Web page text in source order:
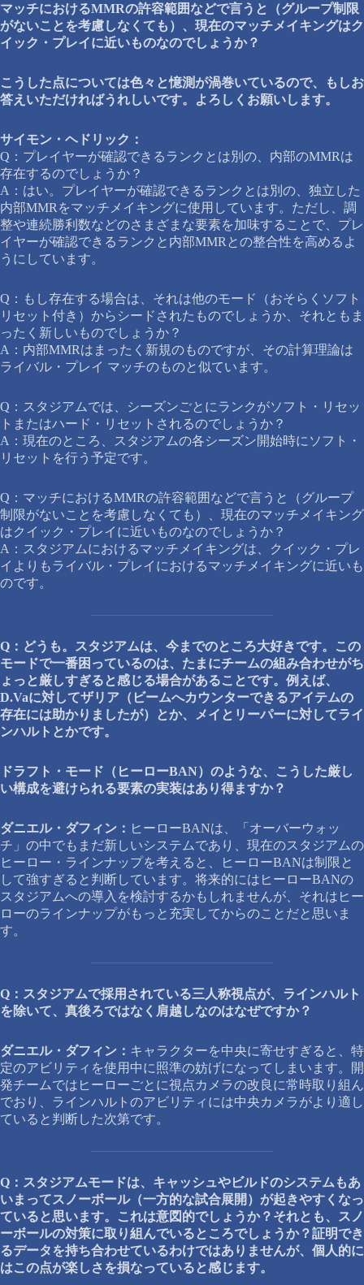
マッチにおけるMMRの許容範囲などで言うと（グループ制限
がないことを考慮しなくても）、現在のマッチメイキングはク
イック・プレイに近いものなのでしょうか？
こうした点については色々と憶測が渦巻いているので、もしお
答えいただければうれしいです。よろしくお願いします。
サイモン・ヘドリック：
Q：プレイヤーが確認できるランクとは別の、内部のMMRは
存在するのでしょうか？
A：はい。プレイヤーが確認できるランクとは別の、独立した
内部MMRをマッチメイキングに使用しています。ただし、調
整や連続勝利数などのさまざまな要素を加味することで、プレ
イヤーが確認できるランクと内部MMRとの整合性を高めるよ
うにしています。
Q：もし存在する場合は、それは他のモード（おそらくソフト
リセット付き）からシードされたものでしょうか、それともま
ったく新しいものでしょうか？
A：内部MMRはまったく新規のものですが、その計算理論は
ライバル・プレイ マッチのものと似ています。
Q：スタジアムでは、シーズンごとにランクがソフト・リセッ
トまたはハード・リセットされるのでしょうか？
A：現在のところ、スタジアムの各シーズン開始時にソフト・
リセットを行う予定です。
Q：マッチにおけるMMRの許容範囲などで言うと（グループ
制限がないことを考慮しなくても）、現在のマッチメイキング
はクイック・プレイに近いものなのでしょうか？
A：スタジアムにおけるマッチメイキングは、クイック・プレ
イよりもライバル・プレイにおけるマッチメイキングに近いも
のです。
Q：どうも。スタジアムは、今までのところ大好きです。この
モードで一番困っているのは、たまにチームの組み合わせがち
ょっと厳しすぎると感じる場合があることです。例えば、
D.Vaに対してザリア（ビームへカウンターできるアイテムの
存在には助かりましたが）とか、メイとリーパーに対してライ
ンハルトとかです。
ドラフト・モード（ヒーローBAN）のような、こうした厳し
い構成を避けられる要素の実装はあり得ますか？
ダニエル・ダフィン： ヒーローBANは、「オーバーウォッ
チ」の中でもまだ新しいシステムであり、現在のスタジアムの
ヒーロー・ラインナップを考えると、ヒーローBANは制限と
して強すぎると判断しています。将来的にはヒーローBANの
スタジアムへの導入を検討するかもしれませんが、それはヒー
ローのラインナップがもっと充実してからのことだと思いま
す。
Q：スタジアムで採用されている三人称視点が、ラインハルト
を除いて、真後ろではなく肩越しなのはなぜですか？
ダニエル・ダフィン： キャラクターを中央に寄せすぎると、特
定のアビリティを使用中に照準の妨げになってしまいます。開
発チームではヒーローごとに視点カメラの改良に常時取り組ん
でおり、ラインハルトのアビリティには中央カメラがより適し
ていると判断した次第です。
Q：スタジアムモードは、キャッシュやビルドのシステムもあ
いまってスノーボール（一方的な試合展開）が起きやすくなっ
ていると思います。これは意図的でしょうか？それとも、スノ
ーボールの対策に取り組んでいるところでしょうか？証明でき
るデータを持ち合わせているわけではありませんが、個人的に
はこの点が楽しさを損なっていると感じます。